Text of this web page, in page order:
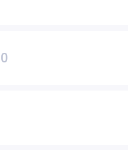
0